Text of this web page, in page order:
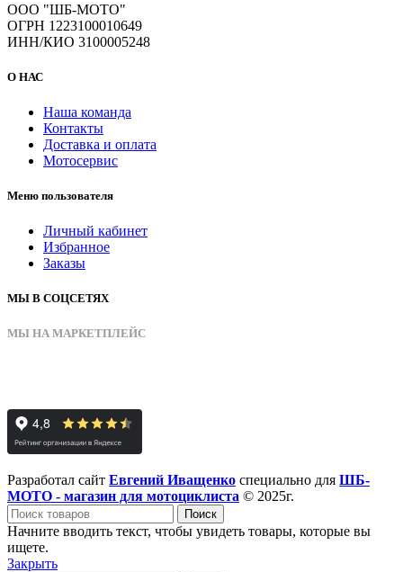
ООО "ШБ-МОТО"
ОГРН 1223100010649
ИНН/КИО 3100005248
О НАС
Наша команда
Контакты
Доставка и оплата
Мотосервис
Меню пользователя
Личный кабинет
Избранное
Заказы
МЫ В СОЦСЕТЯХ
МЫ НА МАРКЕТПЛЕЙС
Разработал сайт Евгений Иващенко специально для ШБ-
МОТО - магазин для мотоциклиста © 2025г.
Поиск
Начните вводить текст, чтобы увидеть товары, которые вы
ищете.
Закрыть